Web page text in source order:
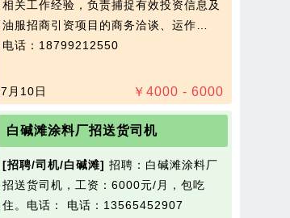
相关工作经验，负责捕捉有效投资信息及
油服招商引资项目的商务洽谈、运作…
电话：18799212550
￥ 4000 - 6000
7月10日
白碱滩涂料厂招送货司机
[招聘/司机/白碱滩] 招聘：白碱滩涂料厂
招送货司机，工资：6000元/月，包吃
住。电话： 电话：13565452907